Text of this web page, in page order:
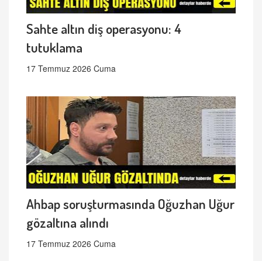
Sahte altın diş operasyonu: 4
tutuklama
17 Temmuz 2026 Cuma
Ahbap soruşturmasında Oğuzhan Uğur
gözaltına alındı
17 Temmuz 2026 Cuma